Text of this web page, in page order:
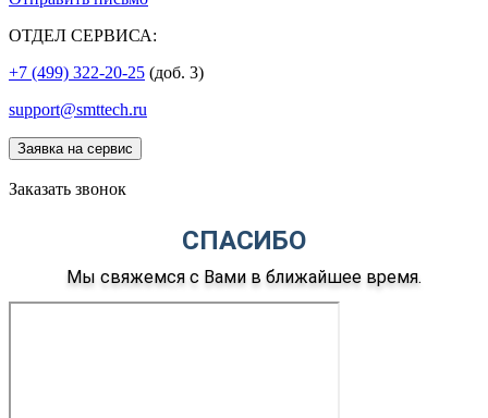
ОТДЕЛ СЕРВИСА:
+7 (499) 322-20-25 (доб. 3)
support@smttech.ru
Заявка на сервис
Заказать звонок
СПАСИБО
Мы свяжемся с Вами в ближайшее время.